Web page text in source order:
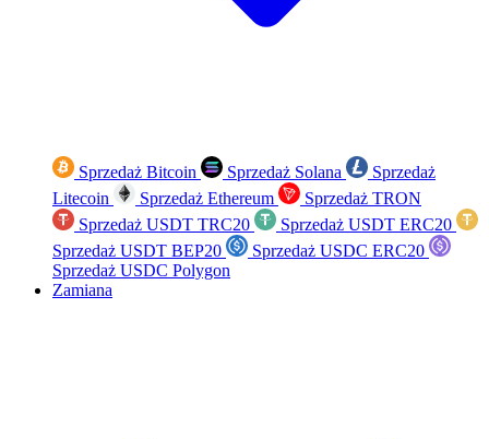
Sprzedaż Bitcoin Sprzedaż Solana
Sprzedaż
Litecoin
Sprzedaż Ethereum
Sprzedaż TRON
Sprzedaż USDT TRC20
Sprzedaż USDT ERC20
Sprzedaż USDT BEP20
Sprzedaż USDC ERC20
Sprzedaż USDC Polygon
Zamiana